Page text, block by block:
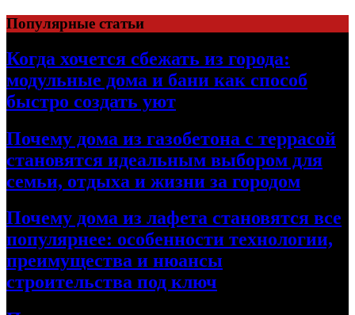
Перейти
к
содержимому
Популярные статьи
Когда хочется сбежать из города:
модульные дома и бани как способ
быстро создать уют
Почему дома из газобетона с террасой
становятся идеальным выбором для
семьи, отдыха и жизни за городом
Почему дома из лафета становятся все
популярнее: особенности технологии,
преимущества и нюансы
строительства под ключ